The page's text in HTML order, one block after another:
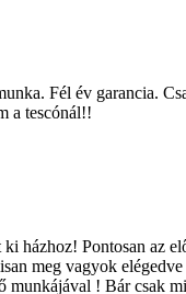
Fél év garancia.
a tescónál!!
házhoz! Pontosan az
meg vagyok elégedve
munkájával ! Bár csak